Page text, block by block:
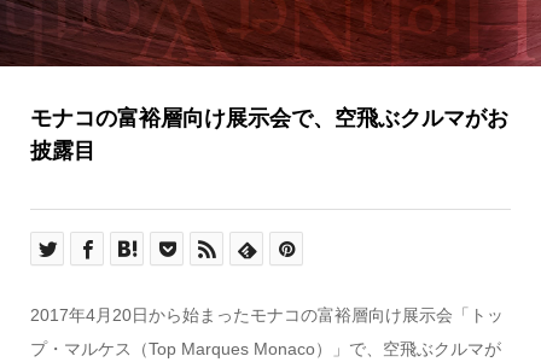
モナコの富裕層向け展示会で、空飛ぶクルマがお
披露目
2017年4月20日から始まったモナコの富裕層向け展示会「トッ
プ・マルケス（Top Marques Monaco）」で、空飛ぶクルマが